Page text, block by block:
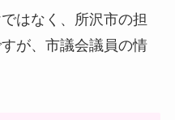
はなく、所沢市の担
が、市議会議員の情